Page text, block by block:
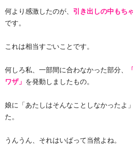
何より感激したのが、 引き出しの中もち
です。
これは相当すごいことです。
何しろ私、一部間に合わなかった部分、
ワザ」 を発動しましたもの。
娘に「あたしはそんなことしなかったよ
た。
うんうん、それはいばって当然よね。